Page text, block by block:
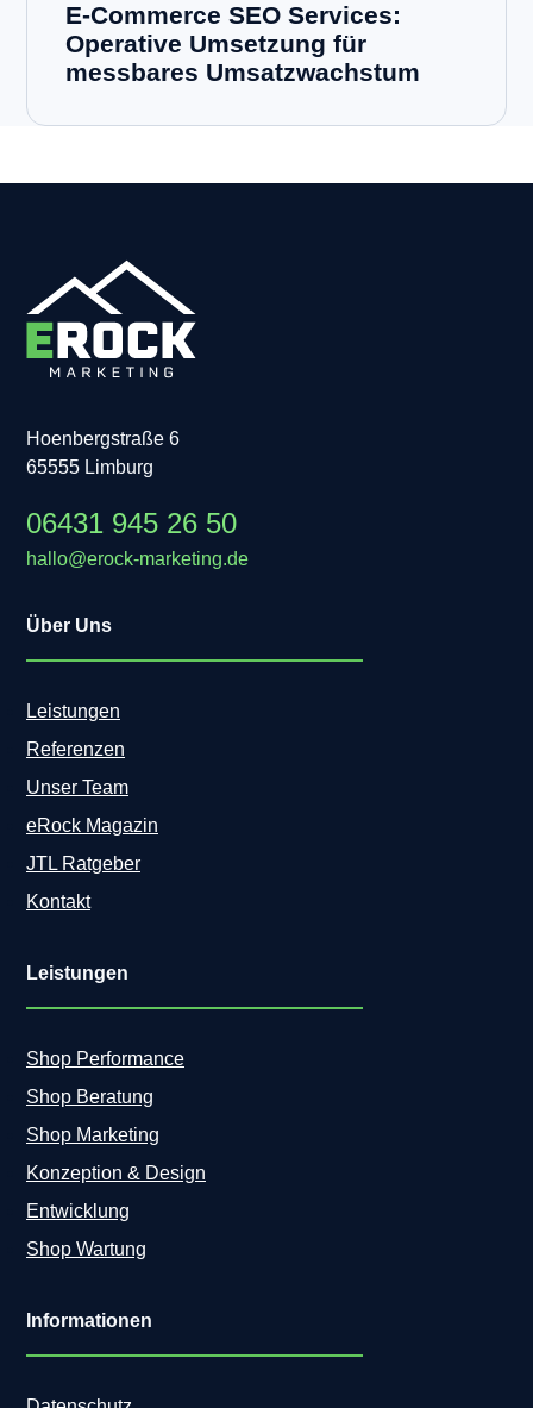
E-Commerce SEO Services:
Operative Umsetzung für
messbares Umsatzwachstum
Hoenbergstraße 6
65555 Limburg
06431 945 26 50
hallo@erock-marketing.de
Über Uns
Leistungen
Referenzen
Unser Team
eRock Magazin
JTL Ratgeber
Kontakt
Leistungen
Shop Performance
Shop Beratung
Shop Marketing
Konzeption & Design
Entwicklung
Shop Wartung
Informationen